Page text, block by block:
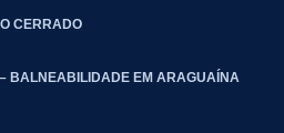
CERRADO
BALNEABILIDADE EM ARAGUAÍNA